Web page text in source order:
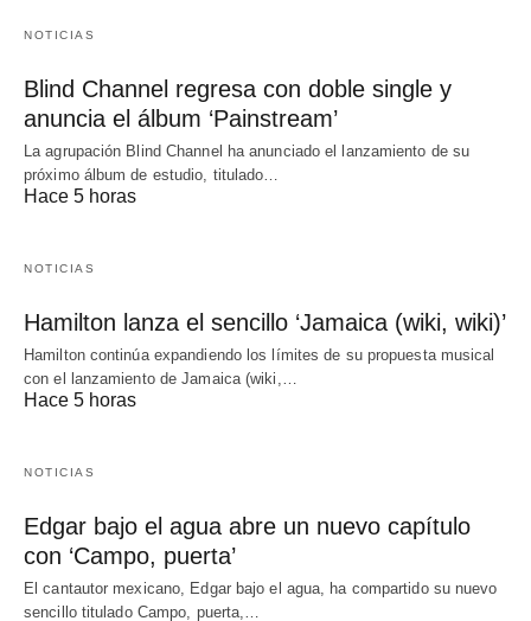
NOTICIAS
Blind Channel regresa con doble single y
anuncia el álbum ‘Painstream’
La agrupación Blind Channel ha anunciado el lanzamiento de su
próximo álbum de estudio, titulado…
Hace 5 horas
NOTICIAS
Hamilton lanza el sencillo ‘Jamaica (wiki, wiki)’
Hamilton continúa expandiendo los límites de su propuesta musical
con el lanzamiento de Jamaica (wiki,…
Hace 5 horas
NOTICIAS
Edgar bajo el agua abre un nuevo capítulo
con ‘Campo, puerta’
El cantautor mexicano, Edgar bajo el agua, ha compartido su nuevo
sencillo titulado Campo, puerta,…